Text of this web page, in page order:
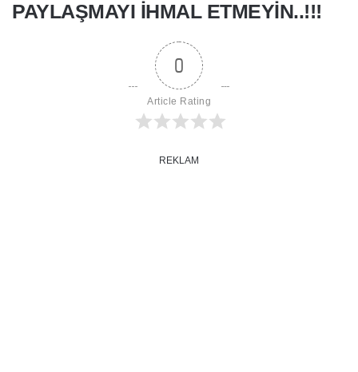
PAYLAŞMAYI IHMAL ETMEYIN..!!!
0
Article Rating
REKLAM